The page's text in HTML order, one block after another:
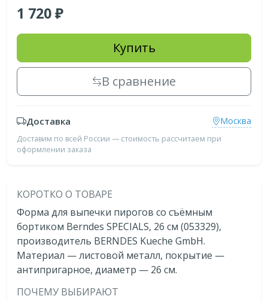
1 720
Купить
В сравнение
Доставка Москва
Доставим по всей России — стоимость рассчитаем при
оформлении заказа
КОРОТКО О ТОВАРЕ
Форма для выпечки пирогов со съёмным
бортиком Berndes SPECIALS, 26 см (053329),
производитель BERNDES Kueche GmbH.
Материал — листовой металл, покрытие —
антипригарное, диаметр — 26 см.
ПОЧЕМУ ВЫБИРАЮТ